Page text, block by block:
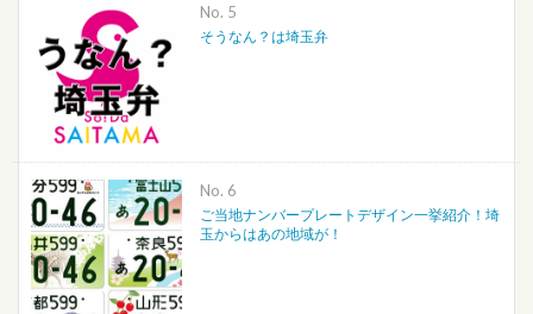
No.
そうなん？は埼玉弁
No.
ご当地ナンバープレートデザイン一挙紹介！埼
玉からはあの地域が！